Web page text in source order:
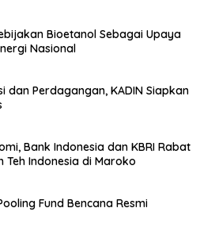
Bioetanol Sebagai Upaya
Nasional
dan Perdagangan, KADIN Siapkan
Bank Indonesia dan KBRI Rabat
Indonesia di Maroko
Fund Bencana Resmi